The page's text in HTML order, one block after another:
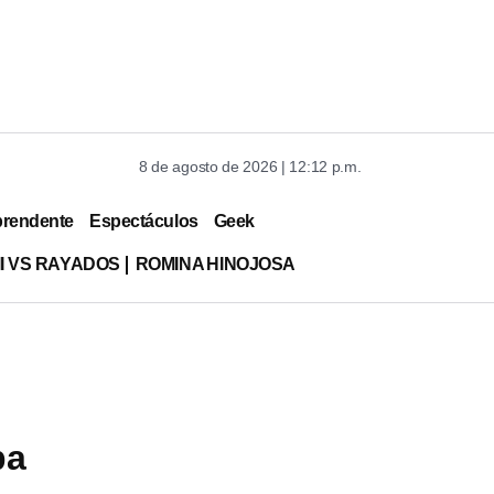
8 de agosto de 2026 | 12:12 p.m.
Espectáculos Geek
VS RAYADOS ROMINA HINOJOSA